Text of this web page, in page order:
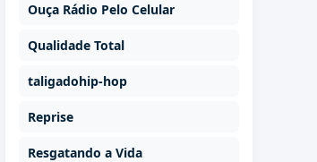
Ouça Rádio Pelo Celular
Qualidade Total
taligadohip-hop
Reprise
Resgatando a Vida